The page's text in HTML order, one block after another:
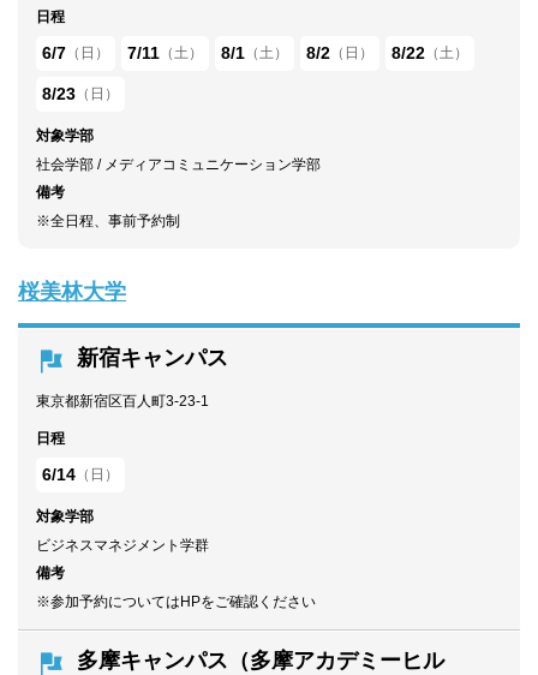
日程
6/7 （日） 7/11 （土） 8/1 （土） 8/2 （日） 8/22 （土）
8/23 （日）
対象学部
社会学部 / メディアコミュニケーション学部
備考
※全日程、事前予約制
桜美林大学
新宿キャンパス
東京都新宿区百人町3-23-1
日程
6/14 （日）
対象学部
ビジネスマネジメント学群
備考
※参加予約についてはHPをご確認ください
多摩キャンパス（多摩アカデミーヒル